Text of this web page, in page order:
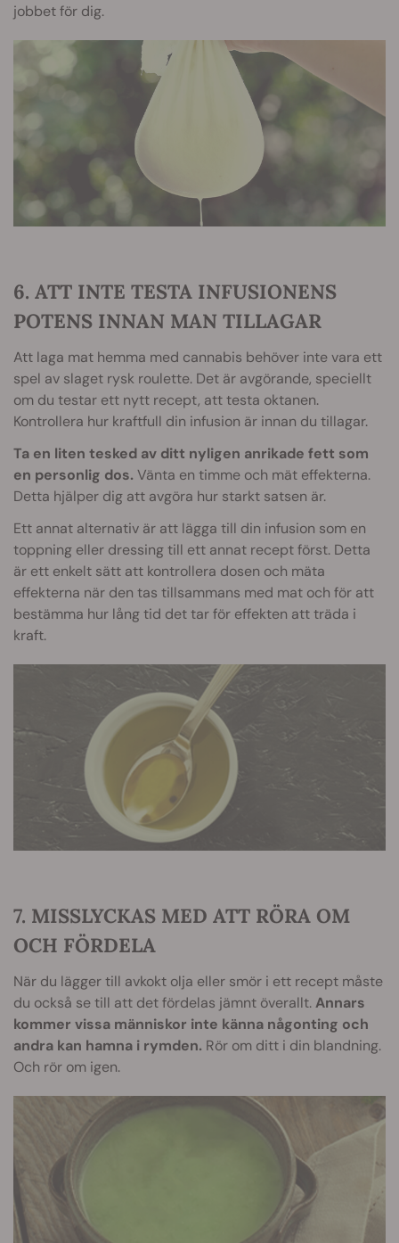
jobbet för dig.
6. ATT INTE TESTA INFUSIONENS
POTENS INNAN MAN TILLAGAR
Att laga mat hemma med cannabis behöver inte vara ett
spel av slaget rysk roulette. Det är avgörande, speciellt
om du testar ett nytt recept, att testa oktanen.
Kontrollera hur kraftfull din infusion är innan du tillagar.
Ta en liten tesked av ditt nyligen anrikade fett som
en personlig dos. Vänta en timme och mät effekterna.
Detta hjälper dig att avgöra hur starkt satsen är.
Ett annat alternativ är att lägga till din infusion som en
toppning eller dressing till ett annat recept först. Detta
är ett enkelt sätt att kontrollera dosen och mäta
effekterna när den tas tillsammans med mat och för att
bestämma hur lång tid det tar för effekten att träda i
kraft.
7. MISSLYCKAS MED ATT RÖRA OM
OCH FÖRDELA
När du lägger till avkokt olja eller smör i ett recept måste
du också se till att det fördelas jämnt överallt.Annars
kommer vissa människor inte känna någonting och
andra kan hamna i rymden. Rör om ditt i din blandning.
Och rör om igen.